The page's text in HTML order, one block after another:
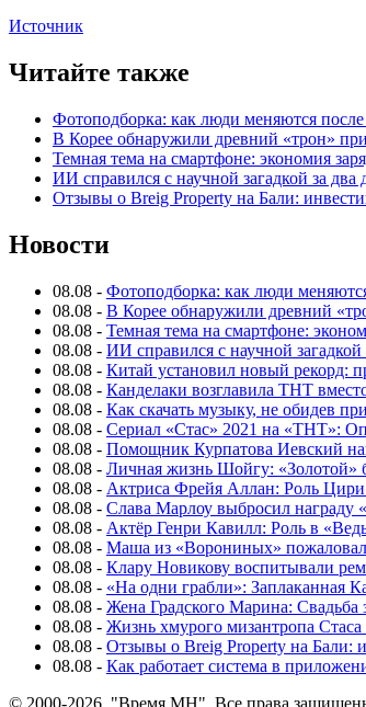
Источник
Читайте также
Фотоподборка: как люди меняются
В Корее обнаружили древний «трон»
Темная тема на смартфоне: экономия
ИИ справился с научной загадкой за
Отзывы о Breig Property на Бали:
Новости
08.08 - Фотоподборка: как люди
08.08 - В Корее обнаружили древний
08.08 - Темная тема на смартфоне:
08.08 - ИИ справился с научной
08.08 - Китай установил новый рекорд:
08.08 - Канделаки возглавила ТНТ
08.08 - Как скачать музыку, не обидев
08.08 - Сериал «Стас» 2021 на «ТНТ»:
08.08 - Помощник Курпатова Иевский
08.08 - Личная жизнь Шойгу: «Золотой»
08.08 - Актриса Фрейя Аллан: Роль
08.08 - Слава Марлоу выбросил
08.08 - Актёр Генри Кавилл: Роль в
08.08 - Маша из «Ворониных»
08.08 - Клару Новикову воспитывали
08.08 - «На одни грабли»: Заплаканная
08.08 - Жена Градского Марина: Свадьба
08.08 - Жизнь хмурого мизантропа
08.08 - Отзывы о Breig Property на Бали:
08.08 - Как работает система в
© 2000-2026, "Время МН". Все права